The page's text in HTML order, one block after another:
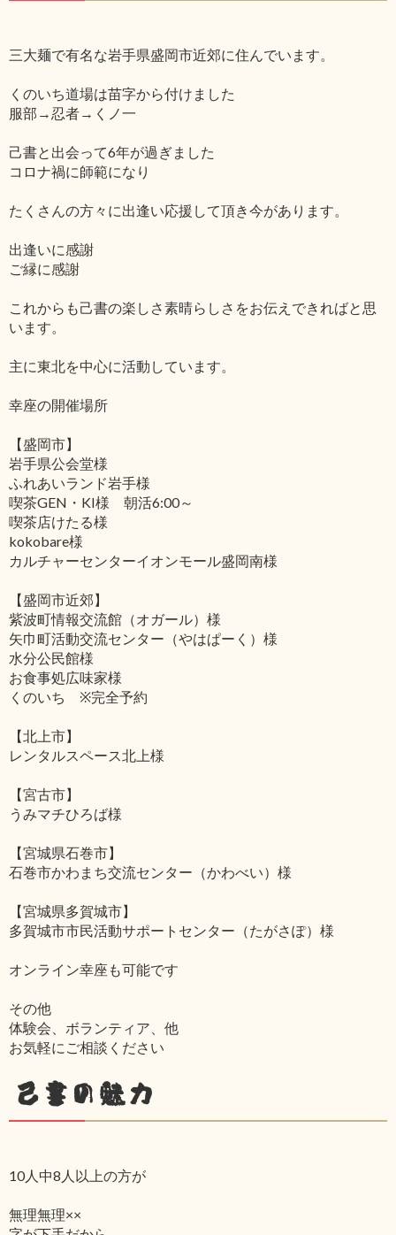
三大麺で有名な岩手県盛岡市近郊に住んでいます。
くのいち道場は苗字から付けました
服部→忍者→くノ一
己書と出会って6年が過ぎました
コロナ禍に師範になり
たくさんの方々に出逢い応援して頂き今があります。
出逢いに感謝
ご縁に感謝
これからも己書の楽しさ素晴らしさをお伝えできればと思
います。
主に東北を中心に活動しています。
幸座の開催場所
【盛岡市】
岩手県公会堂様
ふれあいランド岩手様
喫茶GEN・KI様 朝活6:00～
喫茶店けたる様
kokobare様
カルチャーセンターイオンモール盛岡南様
【盛岡市近郊】
紫波町情報交流館（オガール）様
矢巾町活動交流センター（やはぱーく）様
水分公民館様
お食事処広味家様
くのいち ※完全予約
【北上市】
レンタルスペース北上様
【宮古市】
うみマチひろば様
【宮城県石巻市】
石巻市かわまち交流センター（かわべい）様
【宮城県多賀城市】
多賀城市市民活動サポートセンター（たがさぽ）様
オンライン幸座も可能です
その他
体験会、ボランティア、他
お気軽にご相談ください
己書の魅力
10人中8人以上の方が
無理無理××